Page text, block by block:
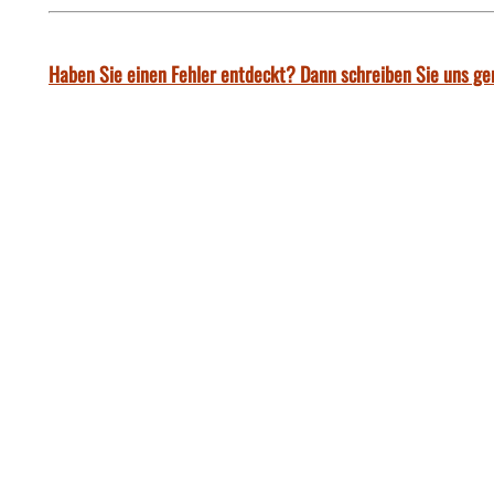
Haben Sie einen Fehler entdeckt? Dann schreiben Sie uns